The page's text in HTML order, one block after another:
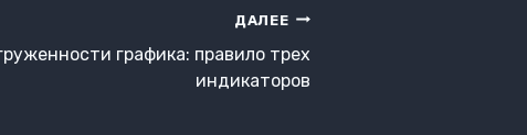
ДАЛЕЕ
графика: правило трех
индикаторов